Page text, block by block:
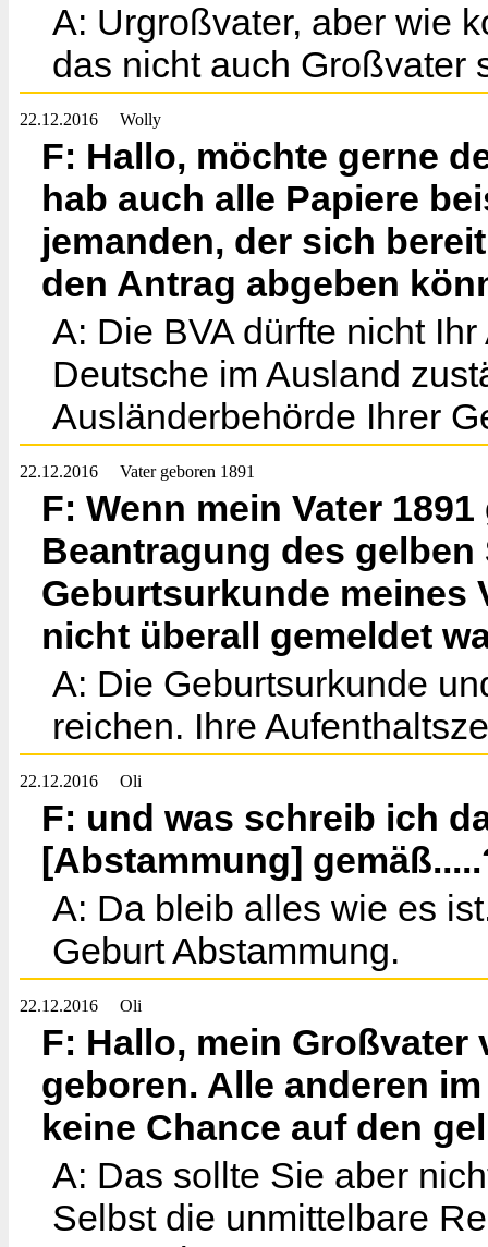
A: Urgroßvater, aber wie
das nicht auch Großvater
22.12.2016 Wolly
F: Hallo, möchte gerne
hab auch alle Papiere
jemanden, der sich
den Antrag abgeben
A: Die BVA dürfte nicht
Deutsche im Ausland
Ausländerbehörde Ihrer
22.12.2016 Vater geboren 1891
F: Wenn mein Vater
Beantragung des
Geburtsurkunde meines
nicht überall gemeldet
A: Die Geburtsurkunde
reichen. Ihre
22.12.2016 Oli
F: und was schreib ich
[Abstammung]
A: Da bleib alles wie es
Geburt Abstammung.
22.12.2016 Oli
F: Hallo, mein
geboren. Alle anderen
keine Chance auf den
A: Das sollte Sie aber
Selbst die unmittelbare